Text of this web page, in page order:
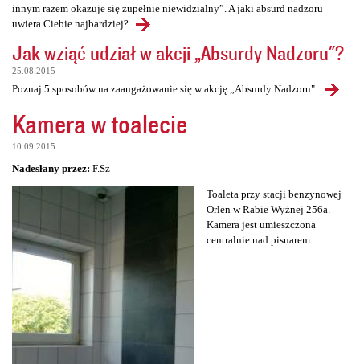
innym razem okazuje się zupełnie niewidzialny”. A jaki absurd nadzoru
uwiera Ciebie najbardziej?
Jak wziąć udział w akcji „Absurdy Nadzoru"?
25.08.2015
Poznaj 5 sposobów na zaangażowanie się w akcję „Absurdy Nadzoru".
Kamera w toalecie
10.09.2015
Nadesłany przez: F.Sz
Toaleta przy stacji benzynowej
Orlen w Rabie Wyżnej 256a.
Kamera jest umieszczona
centralnie nad pisuarem.